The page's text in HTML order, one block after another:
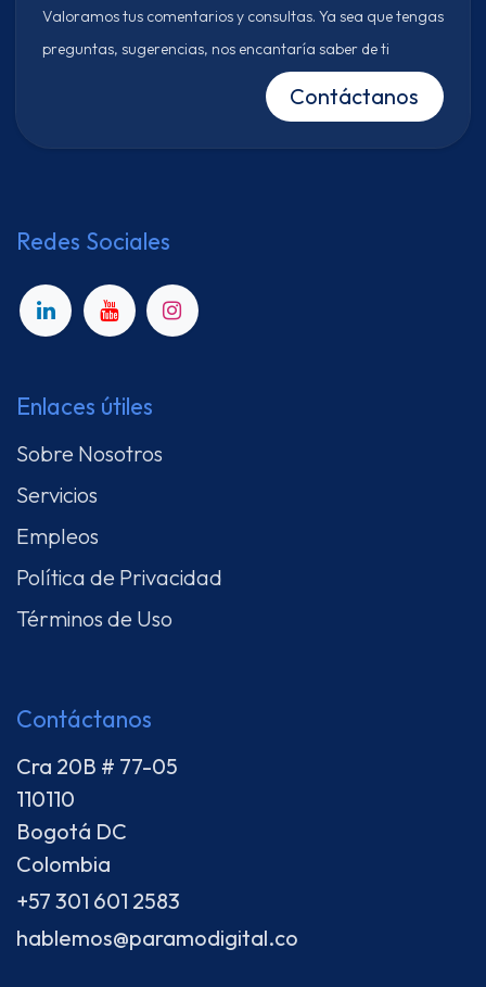
Valoramos tus comentarios y consultas. Ya sea que tengas
preguntas, sugerencias, nos encantaría saber de ti
Contáctanos
Redes Sociales
Enlaces útiles
Sobre Nosotros
Servicios
Empleos
Política de Privacidad
Términos de Uso
Contáctanos
Cra 20B # 77-05
110110
Bogotá DC
Colombia
+57 301 601 2583
hablemos@paramodigital.co